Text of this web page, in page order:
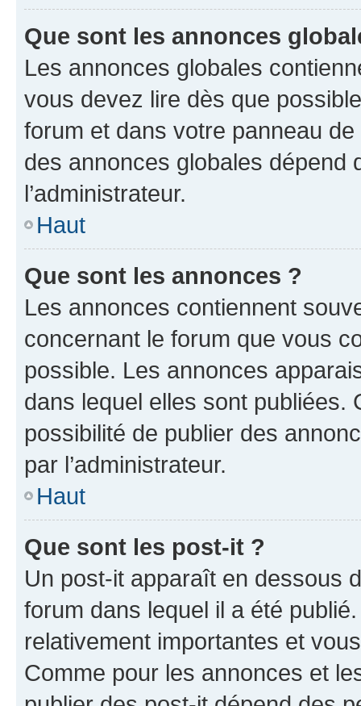
Que sont les annonces
Les annonces globales
vous devez lire dès que
forum et dans votre panneau
des annonces globales dépend
l’administrateur.
Haut
Que sont les annonces ?
Les annonces contiennent
concernant le forum que vous
possible. Les annonces
dans lequel elles sont publiées.
possibilité de publier des
par l’administrateur.
Haut
Que sont les post-it ?
Un post-it apparaît en dessous
forum dans lequel il a été
relativement importantes et
Comme pour les annonces et